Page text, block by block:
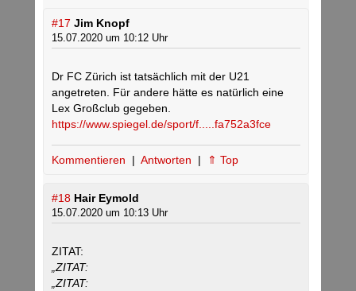
#17 Jim Knopf
15.07.2020 um 10:12 Uhr
Dr FC Zürich ist tatsächlich mit der U21
angetreten. Für andere hätte es natürlich eine
Lex Großclub gegeben.
https://www.spiegel.de/sport/f.....fa752a3fce
Kommentieren | Antworten | ⇑ Top
#18 Hair Eymold
15.07.2020 um 10:13 Uhr
ZITAT:
„ZITAT:
„ZITAT: